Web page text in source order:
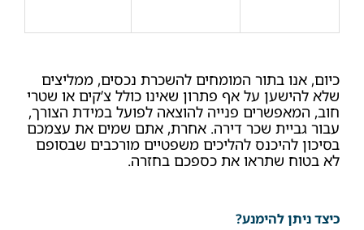
כיום, אנו בתור המומחים להשכרת נכסים, ממליצים
שלא להישען על אף פתרון שאינו כולל צ’קים או שטרי
חוב, המאפשרים פנייה להוצאה לפועל במידת הצורך,
עבור גביית שכר דירה. אחרת, אתם שמים את עצמכם
בסיכון להיכנס להליכים משפטיים מורכבים שבסופם
לא בטוח שתראו את כספכם בחזרה.
כיצד ניתן להימנע?